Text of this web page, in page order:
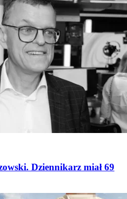
Dziennikarz miał 69